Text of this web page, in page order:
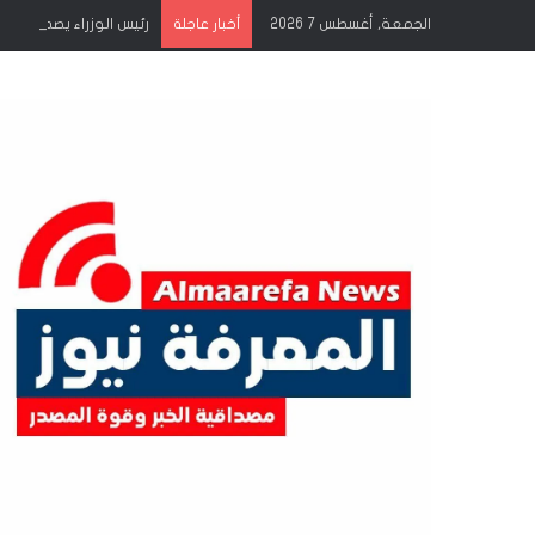
الجمعة, أغسطس 7 2026 أخبار عاجلة رئيس الوزراء يصدر